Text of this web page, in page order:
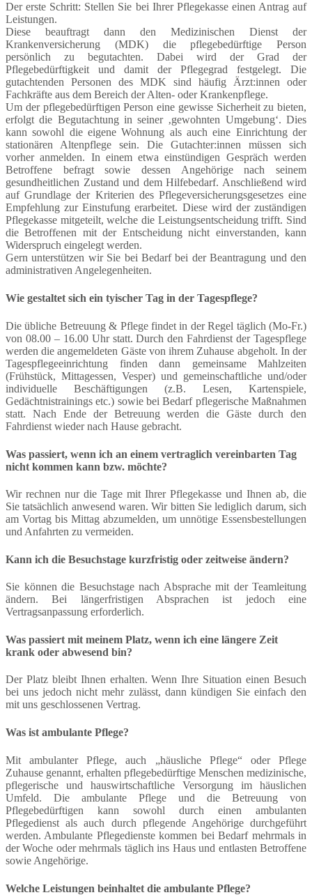
Der erste Schritt: Stellen Sie bei Ihrer Pflegekasse einen Antrag auf
Leistungen.
Diese beauftragt dann den Medizinischen Dienst der
Krankenversicherung (MDK) die pflegebedürftige Person
persönlich zu begutachten. Dabei wird der Grad der
Pflegebedürftigkeit und damit der Pflegegrad festgelegt. Die
gutachtenden Personen des MDK sind häufig Ärzt:innen oder
Fachkräfte aus dem Bereich der Alten- oder Krankenpflege.
Um der pflegebedürftigen Person eine gewisse Sicherheit zu bieten,
erfolgt die Begutachtung in seiner ‚gewohnten Umgebung‘. Dies
kann sowohl die eigene Wohnung als auch eine Einrichtung der
stationären Altenpflege sein. Die Gutachter:innen müssen sich
vorher anmelden. In einem etwa einstündigen Gespräch werden
Betroffene befragt sowie dessen Angehörige nach seinem
gesundheitlichen Zustand und dem Hilfebedarf. Anschließend wird
auf Grundlage der Kriterien des Pflegeversicherungsgesetzes eine
Empfehlung zur Einstufung erarbeitet. Diese wird der zuständigen
Pflegekasse mitgeteilt, welche die Leistungsentscheidung trifft. Sind
die Betroffenen mit der Entscheidung nicht einverstanden, kann
Widerspruch eingelegt werden.
Gern unterstützen wir Sie bei Bedarf bei der Beantragung und den
administrativen Angelegenheiten.
Wie gestaltet sich ein tyischer Tag in der Tagespflege?
Die übliche Betreuung & Pflege findet in der Regel täglich (Mo-Fr.)
von 08.00 – 16.00 Uhr statt. Durch den Fahrdienst der Tagespflege
werden die angemeldeten Gäste von ihrem Zuhause abgeholt. In der
Tagespflegeeinrichtung finden dann gemeinsame Mahlzeiten
(Frühstück, Mittagessen, Vesper) und gemeinschaftliche und/oder
individuelle Beschäftigungen (z.B. Lesen, Kartenspiele,
Gedächtnistrainings etc.) sowie bei Bedarf pflegerische Maßnahmen
statt. Nach Ende der Betreuung werden die Gäste durch den
Fahrdienst wieder nach Hause gebracht.
Was passiert, wenn ich an einem vertraglich vereinbarten Tag
nicht kommen kann bzw. möchte?
Wir rechnen nur die Tage mit Ihrer Pflegekasse und Ihnen ab, die
Sie tatsächlich anwesend waren. Wir bitten Sie lediglich darum, sich
am Vortag bis Mittag abzumelden, um unnötige Essensbestellungen
und Anfahrten zu vermeiden.
Kann ich die Besuchstage kurzfristig oder zeitweise ändern?
Sie können die Besuchstage nach Absprache mit der Teamleitung
ändern. Bei längerfristigen Absprachen ist jedoch eine
Vertragsanpassung erforderlich.
Was passiert mit meinem Platz, wenn ich eine längere Zeit
krank oder abwesend bin?
Der Platz bleibt Ihnen erhalten. Wenn Ihre Situation einen Besuch
bei uns jedoch nicht mehr zulässt, dann kündigen Sie einfach den
mit uns geschlossenen Vertrag.
Was ist ambulante Pflege?
Mit ambulanter Pflege, auch „häusliche Pflege“ oder Pflege
Zuhause genannt, erhalten pflegebedürftige Menschen medizinische,
pflegerische und hauswirtschaftliche Versorgung im häuslichen
Umfeld. Die ambulante Pflege und die Betreuung von
Pflegebedürftigen kann sowohl durch einen ambulanten
Pflegedienst als auch durch pflegende Angehörige durchgeführt
werden. Ambulante Pflegedienste kommen bei Bedarf mehrmals in
der Woche oder mehrmals täglich ins Haus und entlasten Betroffene
sowie Angehörige.
Welche Leistungen beinhaltet die ambulante Pflege?